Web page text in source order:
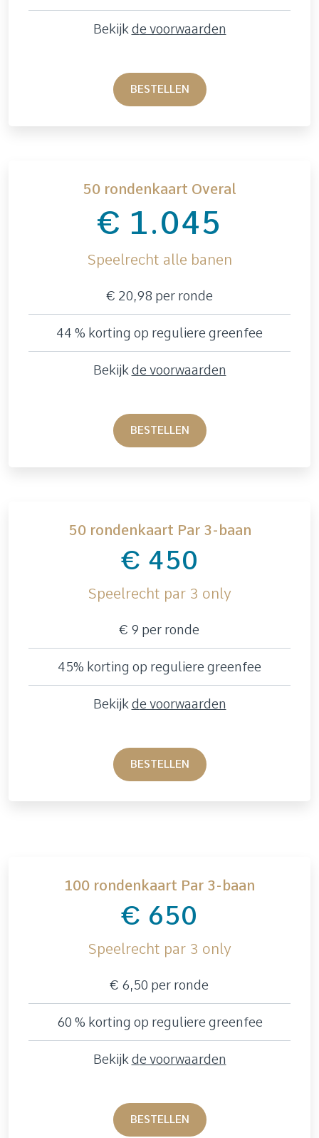
Bekijk de voorwaarden
BESTELLEN
50 rondenkaart Overal
€ 1.045
Speelrecht alle banen
€ 20,98 per ronde
44 % korting op reguliere greenfee
Bekijk de voorwaarden
BESTELLEN
50 rondenkaart Par 3-baan
€ 450
Speelrecht par 3 only
€ 9 per ronde
45% korting op reguliere greenfee
Bekijk de voorwaarden
BESTELLEN
100 rondenkaart Par 3-baan
€ 650
Speelrecht par 3 only
€ 6,50 per ronde
60 % korting op reguliere greenfee
Bekijk de voorwaarden
BESTELLEN